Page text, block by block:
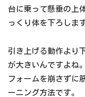
台に乗って懸垂の上
っくり体を下ろします
引き上げる動作より
が大きいんですよね。
フォームを崩さずに
ーニング方法です。